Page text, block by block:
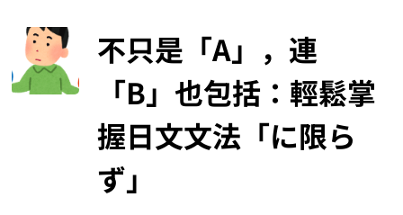
不只是「A」，連
「B」也包括：輕鬆掌
握日文文法「に限ら
ず」